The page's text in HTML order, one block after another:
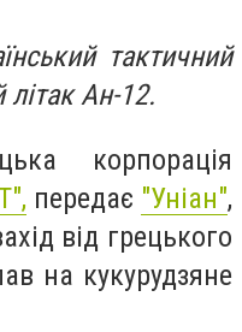
тактичний
літак Ан-12.
корпорація
передає "Уніан",
від грецького
на кукурудзяне